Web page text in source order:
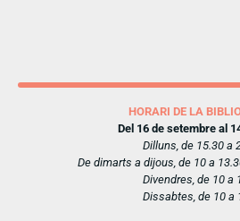
HORARI DE LA
Del 16 de setembre al
Dilluns, de 15.30 a
De dimarts a dijous, de 10 a
Divendres, de 10 a
Dissabtes, de 10 a